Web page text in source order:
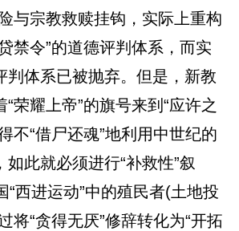
与宗教救赎挂钩，实际上重构
禁令”的道德评判体系，而实
判体系已被抛弃。但是，新教
荣耀上帝”的旗号来到“应许之
不“借尸还魂”地利用中世纪的
此就必须进行“补救性”叙
“西进运动”中的殖民者(土地投
将“贪得无厌”修辞转化为“开拓